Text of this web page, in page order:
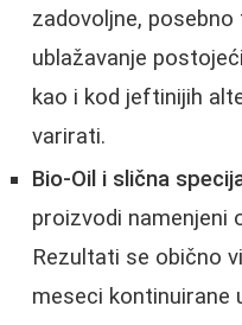
zadovoljne,
ublažavanje
kao i kod jeftinijih
varirati.
Bio-Oil i slična
proizvodi namenjeni
Rezultati se obično
meseci kontinuirane